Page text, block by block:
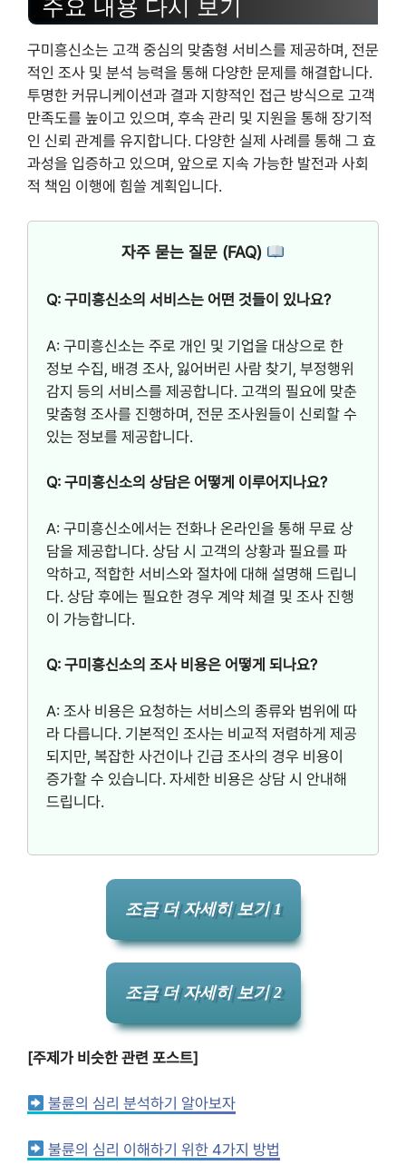
주요 내용 다시 보기
구미흥신소는 고객 중심의 맞춤형 서비스를 제공하며, 전문
적인 조사 및 분석 능력을 통해 다양한 문제를 해결합니다.
투명한 커뮤니케이션과 결과 지향적인 접근 방식으로 고객
만족도를 높이고 있으며, 후속 관리 및 지원을 통해 장기적
인 신뢰 관계를 유지합니다. 다양한 실제 사례를 통해 그 효
과성을 입증하고 있으며, 앞으로 지속 가능한 발전과 사회
적 책임 이행에 힘쓸 계획입니다.
자주 묻는 질문 (FAQ)
Q: 구미흥신소의 서비스는 어떤 것들이 있나요?
A: 구미흥신소는 주로 개인 및 기업을 대상으로 한
정보 수집, 배경 조사, 잃어버린 사람 찾기, 부정행위
감지 등의 서비스를 제공합니다. 고객의 필요에 맞춘
맞춤형 조사를 진행하며, 전문 조사원들이 신뢰할 수
있는 정보를 제공합니다.
Q: 구미흥신소의 상담은 어떻게 이루어지나요?
A: 구미흥신소에서는 전화나 온라인을 통해 무료 상
담을 제공합니다. 상담 시 고객의 상황과 필요를 파
악하고, 적합한 서비스와 절차에 대해 설명해 드립니
다. 상담 후에는 필요한 경우 계약 체결 및 조사 진행
이 가능합니다.
Q: 구미흥신소의 조사 비용은 어떻게 되나요?
A: 조사 비용은 요청하는 서비스의 종류와 범위에 따
라 다릅니다. 기본적인 조사는 비교적 저렴하게 제공
되지만, 복잡한 사건이나 긴급 조사의 경우 비용이
증가할 수 있습니다. 자세한 비용은 상담 시 안내해
드립니다.
조금 더 자세히 보기 1
조금 더 자세히 보기 2
[주제가 비슷한 관련 포스트]
불륜의 심리 분석하기 알아보자
불륜의 심리 이해하기 위한 4가지 방법